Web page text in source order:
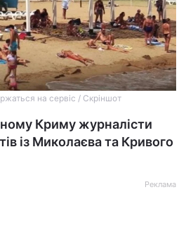
на сервіс / Скріншот
Криму журналісти
із Миколаєва та Кривого
Реклама